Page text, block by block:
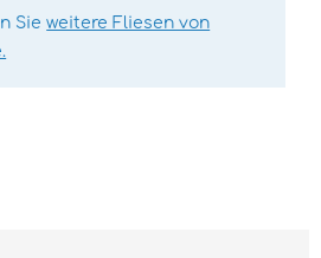
Sieweitere Fliesen von